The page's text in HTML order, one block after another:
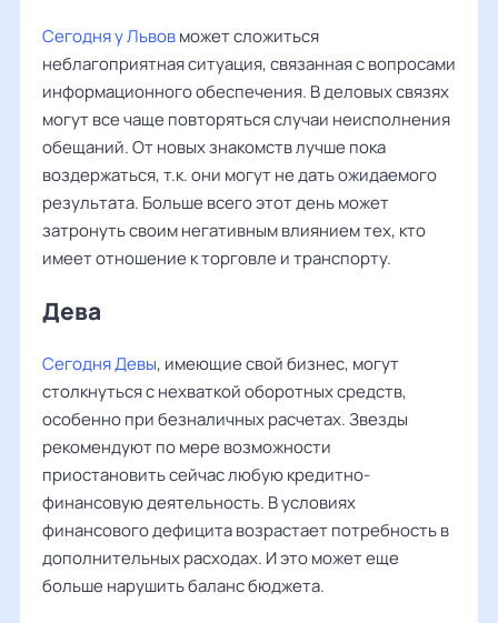
Сегодня у Львовможет сложиться
неблагоприятная ситуация, связанная с вопросами
информационного обеспечения. В деловых связях
могут все чаще повторяться случаи неисполнения
обещаний. От новых знакомств лучше пока
воздержаться, т.к. они могут не дать ожидаемого
результата. Больше всего этот день может
затронуть своим негативным влиянием тех, кто
имеет отношение к торговле и транспорту.
Дева ‌‌
Сегодня Девы, имеющие свой бизнес, могут
столкнуться с нехваткой оборотных средств,
особенно при безналичных расчетах. Звезды
рекомендуют по мере возможности
приостановить сейчас любую кредитно-
финансовую деятельность. В условиях
финансового дефицита возрастает потребность в
дополнительных расходах. И это может еще
больше нарушить баланс бюджета.